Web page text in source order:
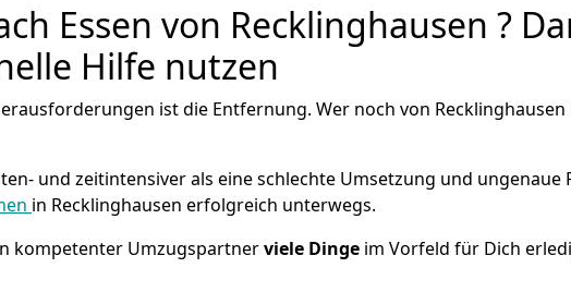
Essen von Recklinghausen ?
Hilfe nutzen
ist die Entfernung. Wer noch von
und zeitintensiver als eine schlechte Umsetzung und ungenaue
in Recklinghausen erfolgreich unterwegs.
kompetenter Umzugspartnerviele Dinge im Vorfeld für Dich